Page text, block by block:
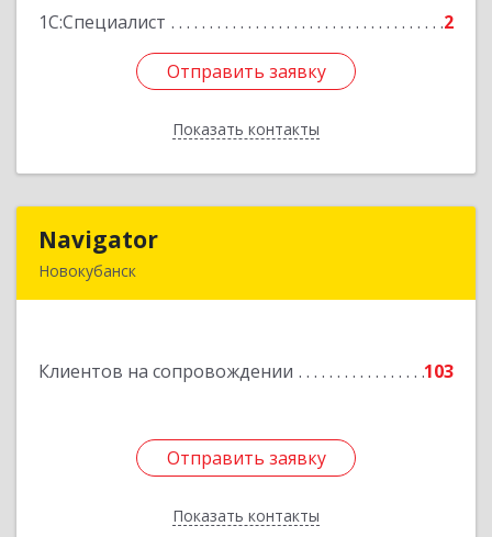
1С:Специалист
2
Отправить заявку
Показать контакты
Отправить заявку
Назад
Navigator
Новокубанск
Клиентов на сопровождении 103
Отправить заявку
Показать контакты
Подробнее
Отправить заявку
Назад